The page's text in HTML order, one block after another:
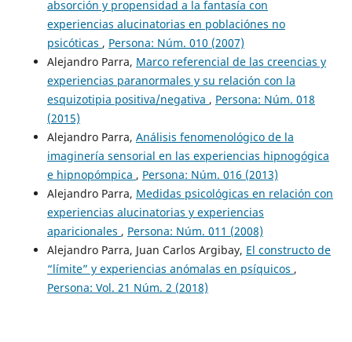
absorción y propensidad a la fantasía con
experiencias alucinatorias en poblaciónes no
psicóticas , Persona: Núm. 010 (2007)
Alejandro Parra, Marco referencial de las creencias y
experiencias paranormales y su relación con la
esquizotipia positiva/negativa , Persona: Núm. 018
(2015)
Alejandro Parra, Análisis fenomenológico de la
imaginería sensorial en las experiencias hipnogógica
e hipnopómpica , Persona: Núm. 016 (2013)
Alejandro Parra, Medidas psicológicas en relación con
experiencias alucinatorias y experiencias
aparicionales , Persona: Núm. 011 (2008)
Alejandro Parra, Juan Carlos Argibay, El constructo de
“límite” y experiencias anómalas en psíquicos ,
Persona: Vol. 21 Núm. 2 (2018)